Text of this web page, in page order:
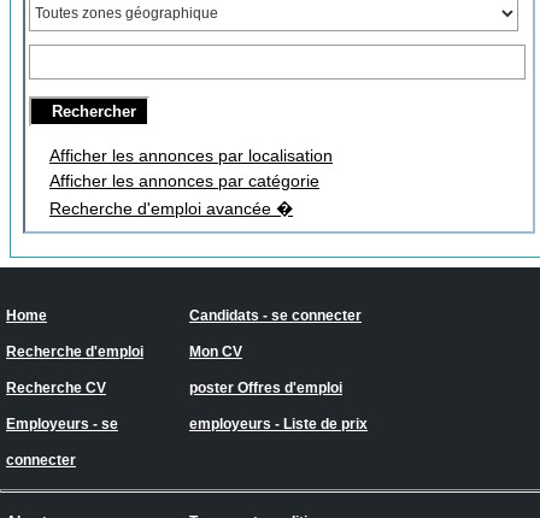
Afficher les annonces par localisation
Afficher les annonces par catégorie
Recherche d'emploi avancée �
Home Candidats - se connecter
Recherche d'emploi Mon CV
Recherche CV poster Offres d'emploi
Employeurs - se
connecter
employeurs - Liste de prix